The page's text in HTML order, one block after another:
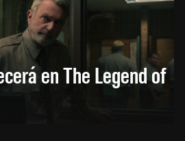
en The Legend of